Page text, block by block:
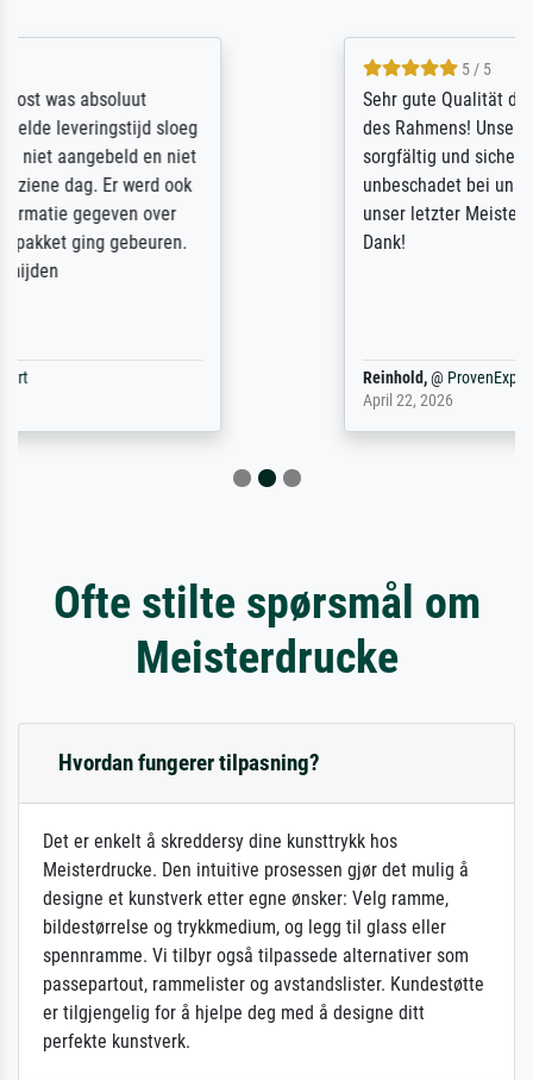
Sehr gute Qualität des Leinwanddrucks und
des Rahmens! Unser Bild wurde sehr
sorgfältig und sicher verpackt, so dass es
unbeschadet bei uns ankam. Es wird nicht
unser letzter Meisterdruck sein. Vielen
Dank!
Ofte stilte spørsmål om
Meisterdrucke
Hvordan fungerer tilpasning?
Det er enkelt å skreddersy dine kunsttrykk hos
Meisterdrucke. Den intuitive prosessen gjør det mulig å
designe et kunstverk etter egne ønsker: Velg ramme,
bildestørrelse og trykkmedium, og legg til glass eller
spennramme. Vi tilbyr også tilpassede alternativer som
passepartout, rammelister og avstandslister. Kundestøtte
er tilgjengelig for å hjelpe deg med å designe ditt
perfekte kunstverk.